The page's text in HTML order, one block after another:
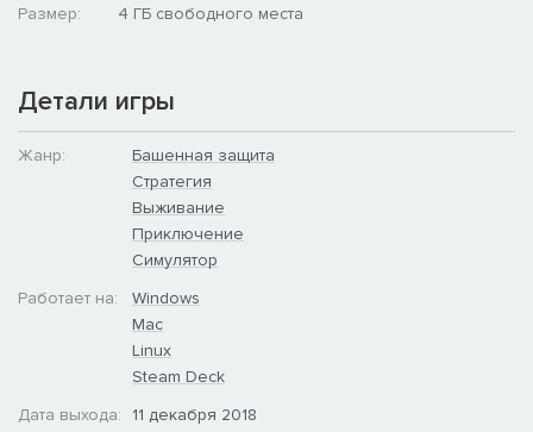
Размер:
4 ГБ свободного места
Детали игры
Жанр:
Башенная защита
Стратегия
Выживание
Приключение
Симулятор
Работает на:
Windows
Mac
Linux
Steam Deck
Дата выхода:
11 декабря 2018